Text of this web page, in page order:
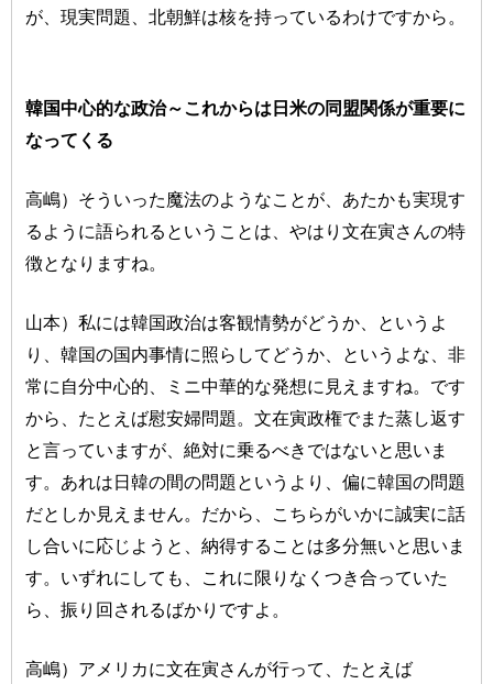
が、現実問題、北朝鮮は核を持っているわけですから。
韓国中心的な政治～これからは日米の同盟関係が重要に
なってくる
高嶋）そういった魔法のようなことが、あたかも実現す
るように語られるということは、やはり文在寅さんの特
徴となりますね。
山本）私には韓国政治は客観情勢がどうか、というよ
り、韓国の国内事情に照らしてどうか、というよな、非
常に自分中心的、ミニ中華的な発想に見えますね。です
から、たとえば慰安婦問題。文在寅政権でまた蒸し返す
と言っていますが、絶対に乗るべきではないと思いま
す。あれは日韓の間の問題というより、偏に韓国の問題
だとしか見えません。だから、こちらがいかに誠実に話
し合いに応じようと、納得することは多分無いと思いま
す。いずれにしても、これに限りなくつき合っていた
ら、振り回されるばかりですよ。
高嶋）アメリカに文在寅さんが行って、たとえば